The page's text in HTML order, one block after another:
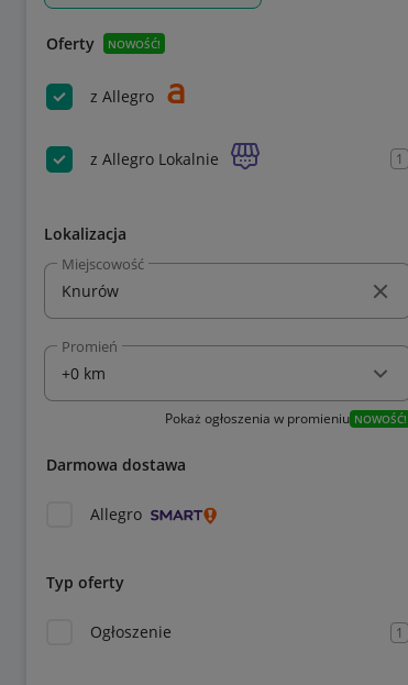
Oferty NOWOŚĆ!
z Allegro
z Allegro Lokalnie 1
Lokalizacja
Miejscowość
Promień
Pokaż ogłoszenia w promieniu NOWOŚĆ!
Darmowa dostawa
Allegro
Typ oferty
Ogłoszenie 1